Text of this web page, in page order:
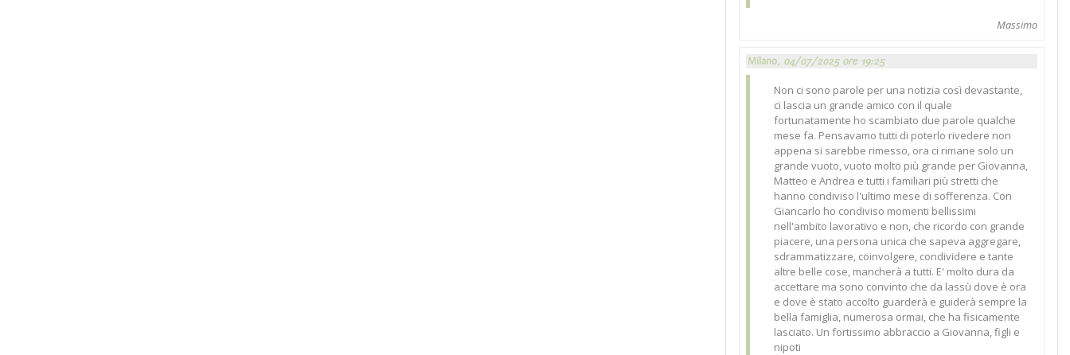
Massimo
Milano, 04/07/2025 ore 19:25
Non ci sono parole per una notizia così devastante,
ci lascia un grande amico con il quale
fortunatamente ho scambiato due parole qualche
mese fa. Pensavamo tutti di poterlo rivedere non
appena si sarebbe rimesso, ora ci rimane solo un
grande vuoto, vuoto molto più grande per Giovanna,
Matteo e Andrea e tutti i familiari più stretti che
hanno condiviso l'ultimo mese di sofferenza. Con
Giancarlo ho condiviso momenti bellissimi
nell'ambito lavorativo e non, che ricordo con grande
piacere, una persona unica che sapeva aggregare,
sdrammatizzare, coinvolgere, condividere e tante
altre belle cose, mancherà a tutti. E' molto dura da
accettare ma sono convinto che da lassù dove è ora
e dove è stato accolto guarderà e guiderà sempre la
bella famiglia, numerosa ormai, che ha fisicamente
lasciato. Un fortissimo abbraccio a Giovanna, figli e
nipoti